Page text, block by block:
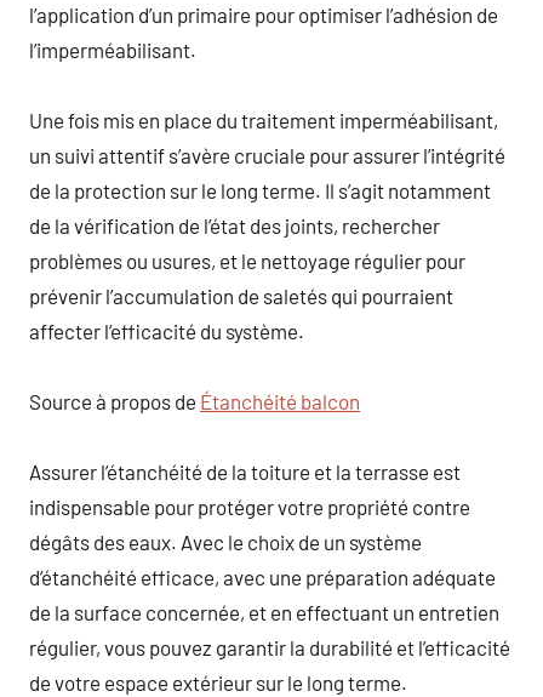
l’application d’un primaire pour optimiser l’adhésion de
l’imperméabilisant.
Une fois mis en place du traitement imperméabilisant,
un suivi attentif s’avère cruciale pour assurer l’intégrité
de la protection sur le long terme. Il s’agit notamment
de la vérification de l’état des joints, rechercher
problèmes ou usures, et le nettoyage régulier pour
prévenir l’accumulation de saletés qui pourraient
affecter l’efficacité du système.
Source à propos de Étanchéité balcon
Assurer l’étanchéité de la toiture et la terrasse est
indispensable pour protéger votre propriété contre
dégâts des eaux. Avec le choix de un système
d’étanchéité efficace, avec une préparation adéquate
de la surface concernée, et en effectuant un entretien
régulier, vous pouvez garantir la durabilité et l’efficacité
de votre espace extérieur sur le long terme.